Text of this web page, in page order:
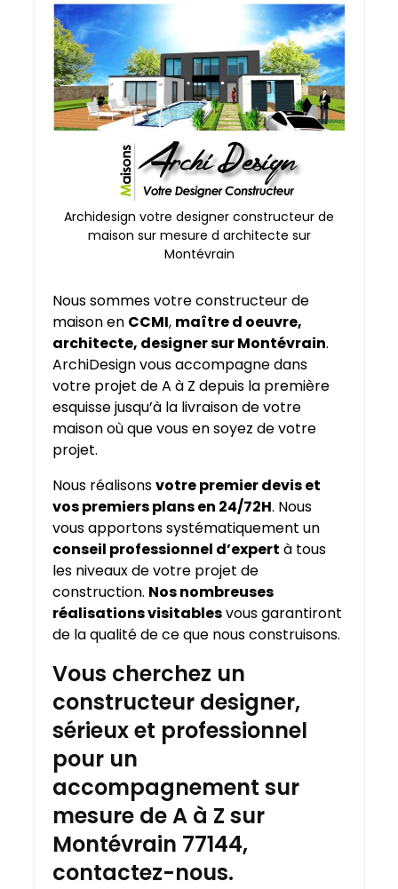
Archidesign votre designer constructeur de
maison sur mesure d architecte sur
Montévrain
Nous sommes votre constructeur de
maison en CCMI, maître d oeuvre,
architecte, designer sur Montévrain.
ArchiDesign vous accompagne dans
votre projet de A à Z depuis la première
esquisse jusqu’à la livraison de votre
maison où que vous en soyez de votre
projet.
Nous réalisonsvotre premier devis et
vos premiers plans en 24/72H. Nous
vous apportons systématiquement un
conseil professionnel d’expert à tous
les niveaux de votre projet de
construction. Nos nombreuses
réalisations visitablesvous garantiront
de la qualité de ce que nous construisons.
Vous cherchez un
constructeur designer,
sérieux et professionnel
pour un
accompagnement sur
mesure de A à Z sur
Montévrain 77144,
contactez-nous.